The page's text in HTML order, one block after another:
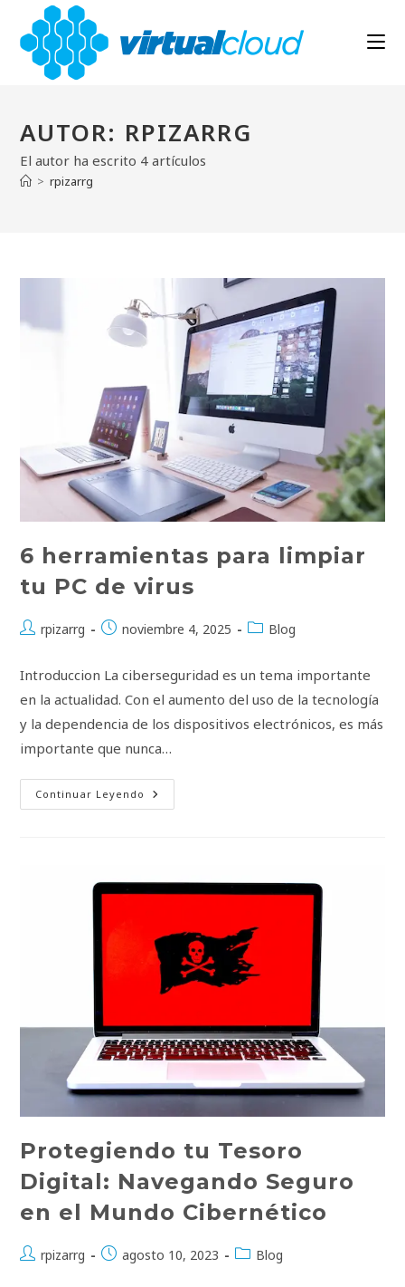
contenido
AUTOR: RPIZARRG
El autor ha escrito 4 artículos
> rpizarrg
6 herramientas para limpiar
tu PC de virus
Autor
entrada:
rpizarrg
Publicación
entrada:
noviembre 4, 2025
Categoría
entrada:
Blog
Introduccion La ciberseguridad es un tema importante
en la actualidad. Con el aumento del uso de la tecnología
y la dependencia de los dispositivos electrónicos, es más
importante que nunca…
Continuar Leyendo
Herramientas
Virus
Protegiendo tu Tesoro
Digital: Navegando Seguro
en el Mundo Cibernético
Autorrpizarrg
Publicación
agosto 10, 2023
Categoría
Blog